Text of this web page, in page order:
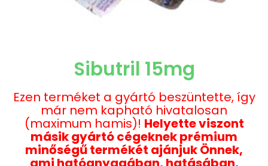
Sibutril 15mg
Ezen terméket a gyártó beszüntette, így
már nem kapható hivatalosan
(maximum hamis)! Helyette viszont
másik gyártó cégeknek prémium
minőségű termékét ajánjuk Önnek,